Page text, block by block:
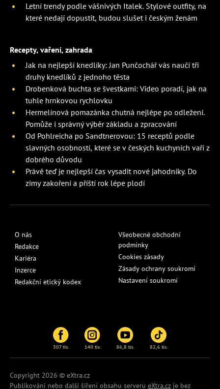
Letní trendy podle vášnivých Italek. Stylové outfity, na
které nedají dopustit, budou slušet i českým ženám
Recepty, vaření, zahrada
Jak na nejlepší knedlíky: Jan Punčochář vás naučí tři
druhy knedlíků z jednoho těsta
Drobenková buchta se švestkami: Video poradí, jak na
tuhle hrnkovou rychlovku
Hermelínová pomazánka chutná nejlépe po odležení.
Pomůže i správný výběr základu a zpracování
Od Pohlreicha po Sandtnerovou: 15 receptů podle
slavných osobností, které se v českých kuchyních vaří z
dobrého důvodu
Právě teď je nejlepší čas vysadit nové jahodníky. Do
zimy zakoření a příští rok lépe plodí
O nás
Redakce
Kariéra
Inzerce
Redakční etický kodex
Všeobecné obchodní
podmínky
Cookies zásady
Zásady ochrany soukromí
Nastavení soukromí
307 tis. 140 tis. 86,8 tis. 82,6 tis.
Copyright 2026 © eXtra.cz
Publikování nebo další šíření obsahu serveru eXtra.cz je bez